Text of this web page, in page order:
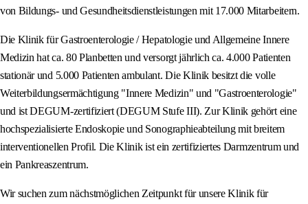
von Bildungs- und Gesundheitsdienstleistungen mit 17.000 Mitarbeitern.
Die Klinik für Gastroenterologie / Hepatologie und Allgemeine Innere
Medizin hat ca. 80 Planbetten und versorgt jährlich ca. 4.000 Patienten
stationär und 5.000 Patienten ambulant. Die Klinik besitzt die volle
Weiterbildungsermächtigung "Innere Medizin" und "Gastroenterologie"
und ist DEGUM-zertifiziert (DEGUM Stufe III). Zur Klinik gehört eine
hochspezialisierte Endoskopie und Sonographieabteilung mit breitem
interventionellen Profil. Die Klinik ist ein zertifiziertes Darmzentrum und
ein Pankreaszentrum.
Wir suchen zum nächstmöglichen Zeitpunkt für unsere Klinik für